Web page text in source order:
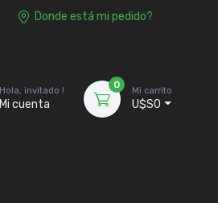
Donde está mi pedido?
Hola, invitado !
Mi cuenta
0
Mi carrito
U$S0